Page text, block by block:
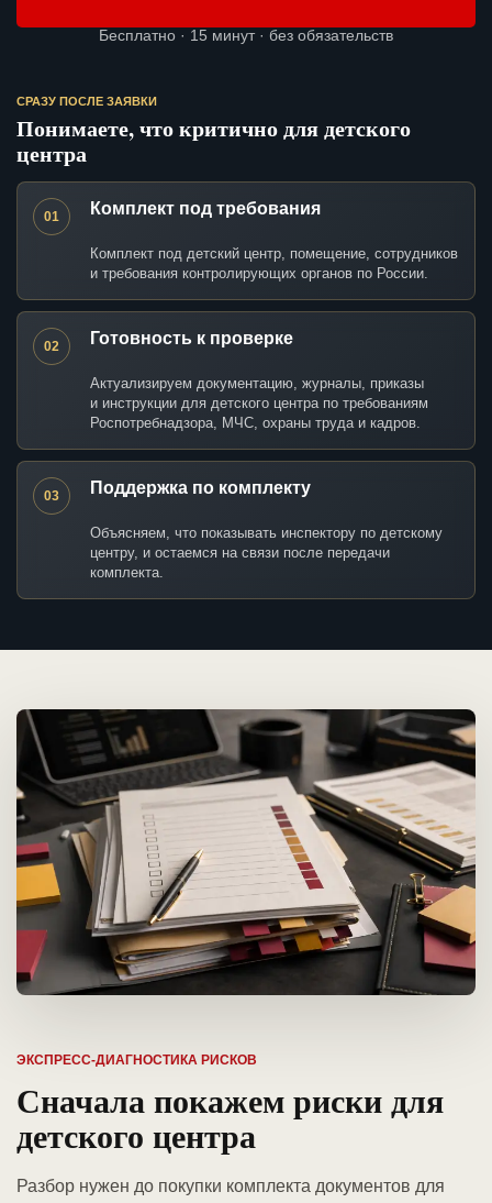
Бесплатно · 15 минут · без обязательств
СРАЗУ ПОСЛЕ ЗАЯВКИ
Понимаете, что критично для детского
центра
01 Комплект под требования
Комплект под детский центр, помещение, сотрудников
и требования контролирующих органов по России.
02 Готовность к проверке
Актуализируем документацию, журналы, приказы
и инструкции для детского центра по требованиям
Роспотребнадзора, МЧС, охраны труда и кадров.
03 Поддержка по комплекту
Объясняем, что показывать инспектору по детскому
центру, и остаемся на связи после передачи
комплекта.
ЭКСПРЕСС-ДИАГНОСТИКА РИСКОВ
Сначала покажем риски для
детского центра
Разбор нужен до покупки комплекта документов для